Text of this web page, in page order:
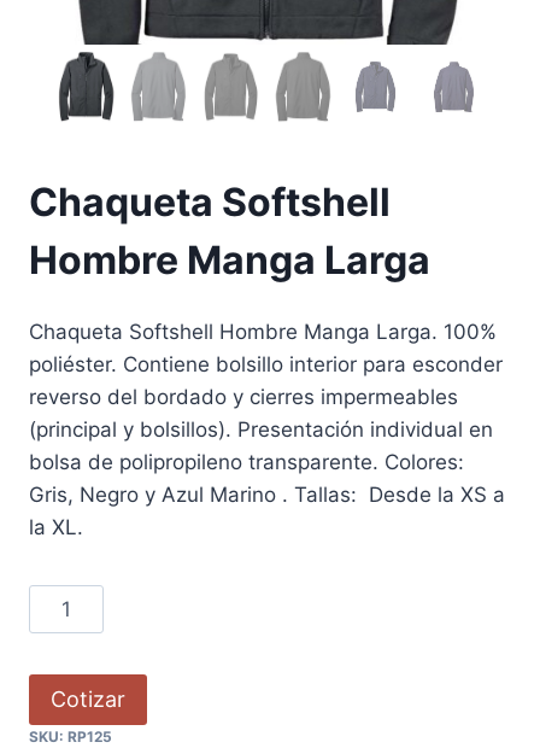
Chaqueta Softshell
Hombre Manga Larga
Chaqueta Softshell Hombre Manga Larga. 100%
poliéster. Contiene bolsillo interior para esconder
reverso del bordado y cierres impermeables
(principal y bolsillos). Presentación individual en
bolsa de polipropileno transparente. Colores:
Gris, Negro y Azul Marino . Tallas: Desde la XS a
la XL.
Cotizar
SKU: RP125